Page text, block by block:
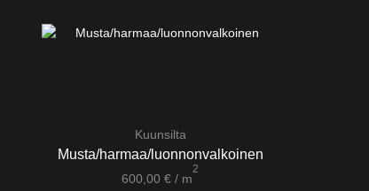
Kuunsilta
Musta/harmaa/luonnonvalkoinen
600,00 € / m
2